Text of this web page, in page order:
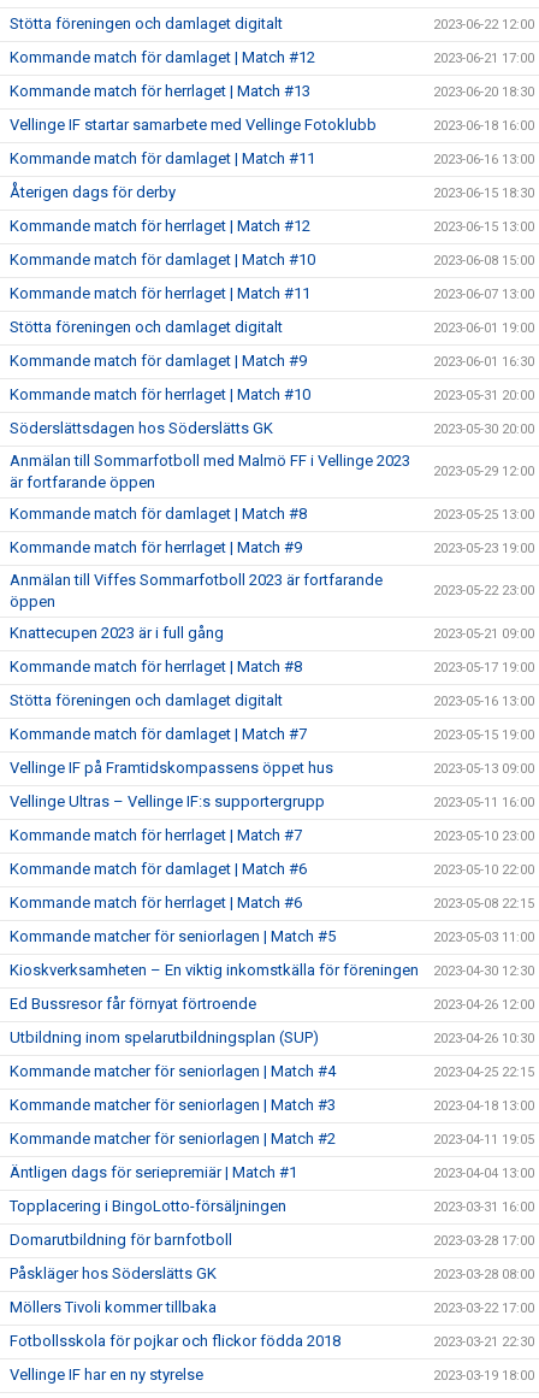
Stötta föreningen och damlaget digitalt 2023-06-22 12:00
Kommande match för damlaget | Match #12 2023-06-21 17:00
Kommande match för herrlaget | Match #13 2023-06-20 18:30
Vellinge IF startar samarbete med Vellinge Fotoklubb 2023-06-18 16:00
Kommande match för damlaget | Match #11 2023-06-16 13:00
Återigen dags för derby 2023-06-15 18:30
Kommande match för herrlaget | Match #12 2023-06-15 13:00
Kommande match för damlaget | Match #10 2023-06-08 15:00
Kommande match för herrlaget | Match #11 2023-06-07 13:00
Stötta föreningen och damlaget digitalt 2023-06-01 19:00
Kommande match för damlaget | Match #9 2023-06-01 16:30
Kommande match för herrlaget | Match #10 2023-05-31 20:00
Söderslättsdagen hos Söderslätts GK 2023-05-30 20:00
Anmälan till Sommarfotboll med Malmö FF i Vellinge 2023
är fortfarande öppen
2023-05-29 12:00
Kommande match för damlaget | Match #8 2023-05-25 13:00
Kommande match för herrlaget | Match #9 2023-05-23 19:00
Anmälan till Viffes Sommarfotboll 2023 är fortfarande
öppen
2023-05-22 23:00
Knattecupen 2023 är i full gång 2023-05-21 09:00
Kommande match för herrlaget | Match #8 2023-05-17 19:00
Stötta föreningen och damlaget digitalt 2023-05-16 13:00
Kommande match för damlaget | Match #7 2023-05-15 19:00
Vellinge IF på Framtidskompassens öppet hus 2023-05-13 09:00
Vellinge Ultras – Vellinge IF:s supportergrupp 2023-05-11 16:00
Kommande match för herrlaget | Match #7 2023-05-10 23:00
Kommande match för damlaget | Match #6 2023-05-10 22:00
Kommande match för herrlaget | Match #6 2023-05-08 22:15
Kommande matcher för seniorlagen | Match #5 2023-05-03 11:00
Kioskverksamheten – En viktig inkomstkälla för föreningen 2023-04-30 12:30
Ed Bussresor får förnyat förtroende 2023-04-26 12:00
Utbildning inom spelarutbildningsplan (SUP) 2023-04-26 10:30
Kommande matcher för seniorlagen | Match #4 2023-04-25 22:15
Kommande matcher för seniorlagen | Match #3 2023-04-18 13:00
Kommande matcher för seniorlagen | Match #2 2023-04-11 19:05
Äntligen dags för seriepremiär | Match #1 2023-04-04 13:00
Topplacering i BingoLotto-försäljningen 2023-03-31 16:00
Domarutbildning för barnfotboll 2023-03-28 17:00
Påskläger hos Söderslätts GK 2023-03-28 08:00
Möllers Tivoli kommer tillbaka 2023-03-22 17:00
Fotbollsskola för pojkar och flickor födda 2018 2023-03-21 22:30
Vellinge IF har en ny styrelse 2023-03-19 18:00